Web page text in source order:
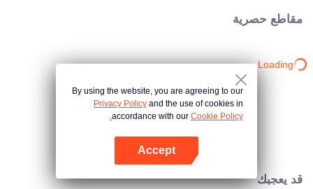
مقاطع حصرية
Loading…
قد يعجبك
By using the website, you are agreeing to our
Privacy Policy and the use of cookies in
accordance with our Cookie Policy.
Accept